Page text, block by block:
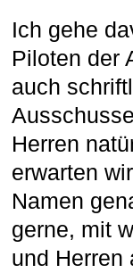
Ich gehe
Piloten der
auch
Herren
erwarten
Namen
gerne, mit
und Herren